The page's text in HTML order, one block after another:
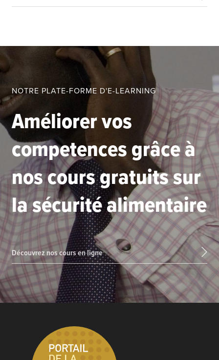
NOTRE PLATE-FORME D'E-LEARNING
Améliorer vos
competences grâce à
nos cours gratuits sur
la sécurité alimentaire
Découvrez nos cours en ligne